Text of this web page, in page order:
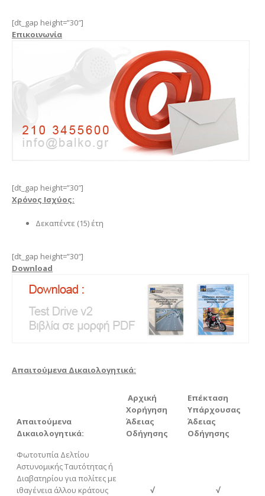
[dt_gap height=”30″]
Επικοινωνία
[dt_gap height=”30″]
Χρόνος Ισχύος:
Δεκαπέντε (15) έτη
[dt_gap height=”30″]
Download
Απαιτούμενα Δικαιολογητικά:
Απαιτούμενα
Δικαιολογητικά:
Αρχική
Χορήγηση
Άδειας
Οδήγησης
Επέκταση
Υπάρχουσας
Άδειας
Οδήγησης
Φωτοτυπία Δελτίου
Αστυνομικής Ταυτότητας ή
Διαβατηρίου για πολίτες με
ιθαγένεια άλλου κράτους
√
√